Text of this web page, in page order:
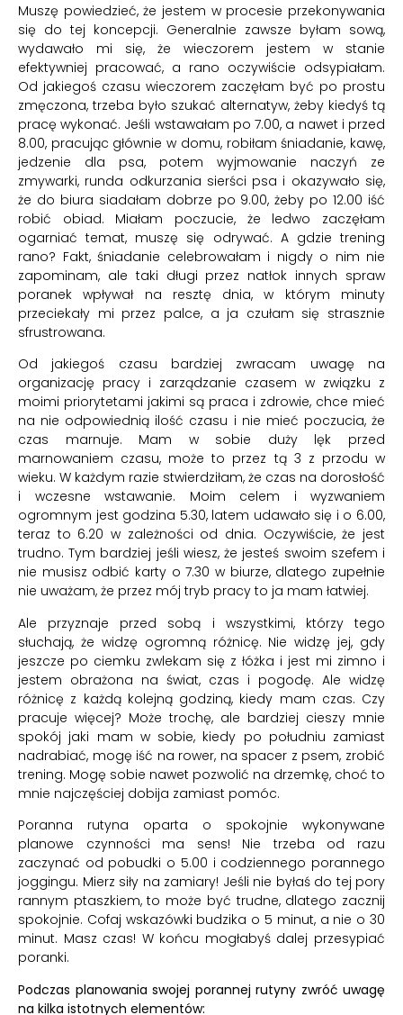
Muszę powiedzieć, że jestem w procesie przekonywania
się do tej koncepcji. Generalnie zawsze byłam sową,
wydawało mi się, że wieczorem jestem w stanie
efektywniej pracować, a rano oczywiście odsypiałam.
Od jakiegoś czasu wieczorem zaczęłam być po prostu
zmęczona, trzeba było szukać alternatyw, żeby kiedyś tą
pracę wykonać. Jeśli wstawałam po 7.00, a nawet i przed
8.00, pracując głównie w domu, robiłam śniadanie, kawę,
jedzenie dla psa, potem wyjmowanie naczyń ze
zmywarki, runda odkurzania sierści psa i okazywało się,
że do biura siadałam dobrze po 9.00, żeby po 12.00 iść
robić obiad. Miałam poczucie, że ledwo zaczęłam
ogarniać temat, muszę się odrywać. A gdzie trening
rano? Fakt, śniadanie celebrowałam i nigdy o nim nie
zapominam, ale taki długi przez natłok innych spraw
poranek wpływał na resztę dnia, w którym minuty
przeciekały mi przez palce, a ja czułam się strasznie
sfrustrowana.
Od jakiegoś czasu bardziej zwracam uwagę na
organizację pracy i zarządzanie czasem w związku z
moimi priorytetami jakimi są praca i zdrowie, chce mieć
na nie odpowiednią ilość czasu i nie mieć poczucia, że
czas marnuje. Mam w sobie duży lęk przed
marnowaniem czasu, może to przez tą 3 z przodu w
wieku. W każdym razie stwierdziłam, że czas na dorosłość
i wczesne wstawanie. Moim celem i wyzwaniem
ogromnym jest godzina 5.30, latem udawało się i o 6.00,
teraz to 6.20 w zależności od dnia. Oczywiście, że jest
trudno. Tym bardziej jeśli wiesz, że jesteś swoim szefem i
nie musisz odbić karty o 7.30 w biurze, dlatego zupełnie
nie uważam, że przez mój tryb pracy to ja mam łatwiej.
Ale przyznaje przed sobą i wszystkimi, którzy tego
słuchają, że widzę ogromną różnicę. Nie widzę jej, gdy
jeszcze po ciemku zwlekam się z łóżka i jest mi zimno i
jestem obrażona na świat, czas i pogodę. Ale widzę
różnicę z każdą kolejną godziną, kiedy mam czas. Czy
pracuje więcej? Może trochę, ale bardziej cieszy mnie
spokój jaki mam w sobie, kiedy po południu zamiast
nadrabiać, mogę iść na rower, na spacer z psem, zrobić
trening. Mogę sobie nawet pozwolić na drzemkę, choć to
mnie najczęściej dobija zamiast pomóc.
Poranna rutyna oparta o spokojnie wykonywane
planowe czynności ma sens! Nie trzeba od razu
zaczynać od pobudki o 5.00 i codziennego porannego
joggingu. Mierz siły na zamiary! Jeśli nie byłaś do tej pory
rannym ptaszkiem, to może być trudne, dlatego zacznij
spokojnie. Cofaj wskazówki budzika o 5 minut, a nie o 30
minut. Masz czas! W końcu mogłabyś dalej przesypiać
poranki.
Podczas planowania swojej porannej rutyny zwróć uwagę
na kilka istotnych elementów: